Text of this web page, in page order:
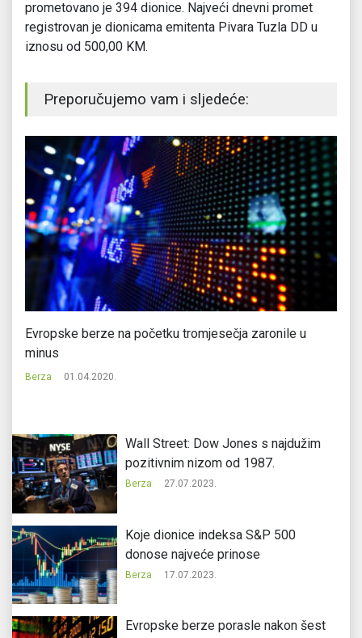
prometovano je 394 dionice. Najveći dnevni promet
registrovan je dionicama emitenta Pivara Tuzla DD u
iznosu od 500,00 KM.
Preporučujemo vam i sljedeće:
Evropske berze na početku tromjesečja zaronile u
minus
Berza 01.04.2020.
Wall Street: Dow Jones s najdužim
pozitivnim nizom od 1987.
Berza 27.07.2023.
Koje dionice indeksa S&P 500
donose najveće prinose
Berza 17.07.2023.
Evropske berze porasle nakon šest